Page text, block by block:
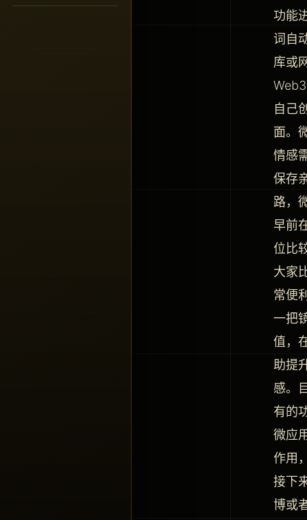
功能
词自
库或
自己
面。
情感
保存
路，
早前
位比
大家
常便
一把
值，
助提
感。
有的
微应
作用
接下
博或